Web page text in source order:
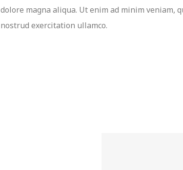
dolore magna aliqua. Ut enim ad minim veniam,
nostrud exercitation ullamco.